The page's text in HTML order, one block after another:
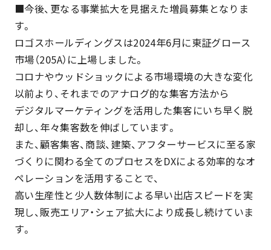
■今後、更なる事業拡大を見据えた増員募集となりま
す。
ロゴスホールディングスは2024年6月に東証グロース
市場（205A）に上場しました。
コロナやウッドショックによる市場環境の大きな変化
以前より、それまでのアナログ的な集客方法から
デジタルマーケティングを活用した集客にいち早く脱
却し、年々集客数を伸ばしています。
また、顧客集客、商談、建築、アフターサービスに至る家
づくりに関わる全てのプロセスをDXによる効率的なオ
ペレーションを活用することで、
高い生産性と少人数体制による早い出店スピードを実
現し、販売エリア・シェア拡大により成長し続けていま
す。